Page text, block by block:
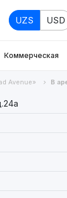
UZS USD
Коммерческая
Avenue» В